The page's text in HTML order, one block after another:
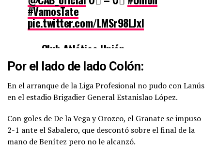
#VamosTate
pic.twitter.com/LMSr98LJxI
— Club Atlético Unión
(@clubaunion)January 31, 2023
Por el lado de lado Colón:
En el arranque de la Liga Profesional no pudo con Lanús
en el estadio Brigadier General Estanislao López.
Con goles de De la Vega y Orozco, el Granate se impuso
2-1 ante el Sabalero, que descontó sobre el final de la
mano de Benítez pero no le alcanzó.